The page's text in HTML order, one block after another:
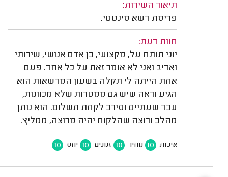
תיאור השירות:
פריסת דשא סינטטי.
חוות דעת:
יוני תותח על, מקצועי, בן אדם אנושי, שירותי
ואדיב ואני לא אומר זאת על כל אחד. פעם
אחת הייתה לי תקלה בשעון המדשאות הוא
הגיע וראה שיש גם ממטרות שלא מכוונות,
עבד שעתיים וסירב לקחת תשלום. הוא נותן
מהלב ורוצה שהלקוח יהיה מרוצה, ממליץ.
איכות 10 מחיר 10 זמנים 10 יחס 10